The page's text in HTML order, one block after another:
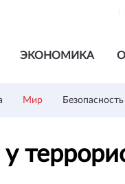
ЭКОНОМИКА
Мир Безопасность